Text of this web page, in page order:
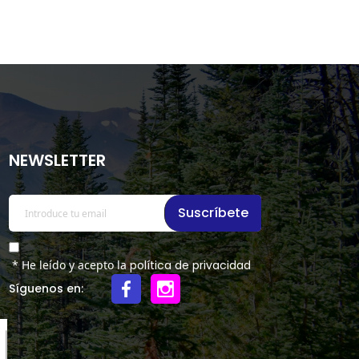
NEWSLETTER
Suscríbete
* He leído y acepto lapolítica de privacidad
Síguenos en: